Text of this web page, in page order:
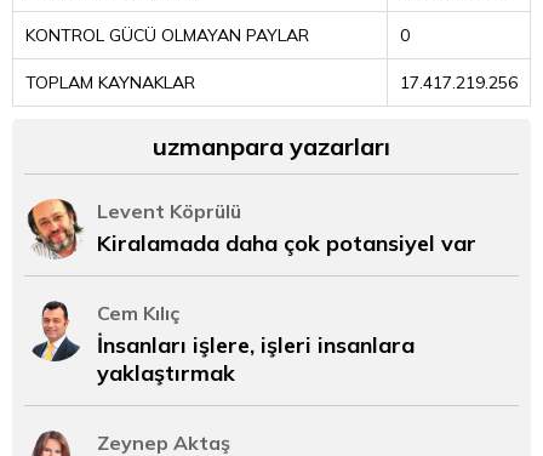
KONTROL GÜCÜ OLMAYAN PAYLAR 0
TOPLAM KAYNAKLAR 17.417.219.256
uzmanpara yazarları
Levent Köprülü
Kiralamada daha çok potansiyel var
Cem Kılıç
İnsanları işlere, işleri insanlara
yaklaştırmak
Zeynep Aktaş